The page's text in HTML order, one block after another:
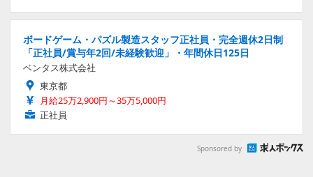
ボードゲーム・パズル製造スタッフ正社員・完全週休2日制
「正社員/賞与年2回/未経験歓迎」・年間休日125日
ベンタス株式会社
東京都
月給25万2,900円～35万5,000円
正社員
Sponsored by